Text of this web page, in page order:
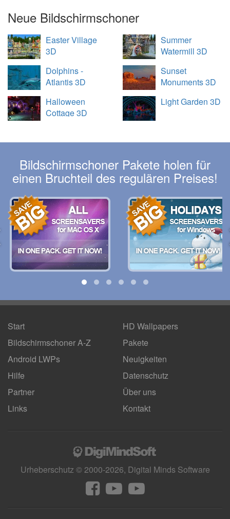
Neue Bildschirmschoner
Easter Village
3D
Summer
Watermill 3D
Dolphins -
Atlantis 3D
Sunset
Monuments 3D
Halloween
Cottage 3D
Light Garden 3D
Bildschirmschoner Pakete holen für
einen Bruchteil des regulären Preises!
Start
Bildschirmschoner A-Z
Android LWPs
HD Wallpapers
Pakete
Neuigkeiten
Hilfe
Partner
Links
Datenschutz
Über uns
Kontakt
Urheberschutz © 2000-2026, Digital Minds Software